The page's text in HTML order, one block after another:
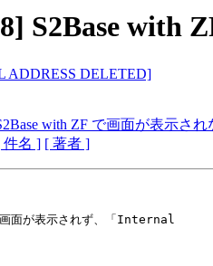
S2Base with
ADDRESS DELETED]
with ZF で画面が表示され
件名 ] [ 著者 ]
面が表示されず、「Internal